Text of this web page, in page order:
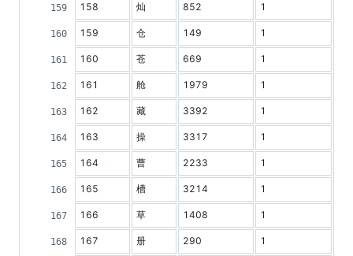
158 灿 852 1
159 仓 149 1
160 苍 669 1
161 舱 1979 1
162 藏 3392 1
163 操 3317 1
164 曹 2233 1
165 槽 3214 1
166 草 1408 1
167 册 290 1